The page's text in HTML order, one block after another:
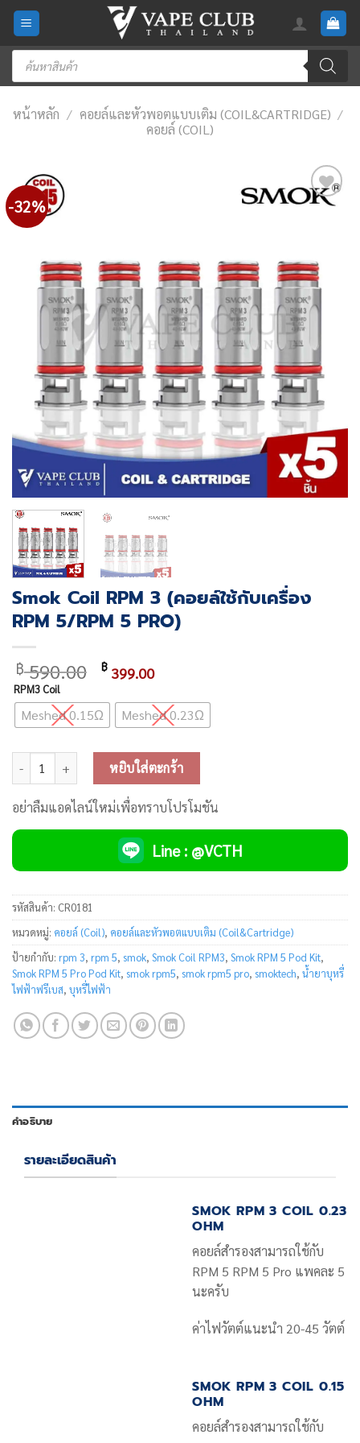
Skip
content
Products
search
หน้าหลัก / คอยล์และหัวพอตแบบเติม (COIL&CARTRIDGE) /
คอยล์ (COIL)
-32%
Smok Coil RPM 3 (คอยล์ใช้กับเครื่อง
RPM 5/RPM 5 PRO)
฿590.00 Original
was:
฿ 590.00.
฿399.00Current
is:
฿ 399.00.
RPM3 Coil
Meshed 0.15Ω Meshed 0.23Ω
จำนวน Smok Coil RPM 3 (คอยล์ใช้กับเครื่อง RPM 5/RPM 5 PRO) ชิ้น
หยิบใส่ตะกร้า
อย่าลืมแอดไลน์ใหม่เพื่อทราบโปรโมชัน
Line : @VCTH
รหัสสินค้า: CR0181
หมวดหมู่: คอยล์ (Coil), คอยล์และหัวพอตแบบเติม (Coil&Cartridge)
ป้ายกำกับ: rpm 3, rpm 5, smok, Smok Coil RPM3, Smok RPM 5 Pod Kit,
Smok RPM 5 Pro Pod Kit, smok rpm5, smok rpm5 pro, smoktech, น้ำยาบุหรี่
ไฟฟ้าฟรีเบส, บุหรี่ไฟฟ้า
คำอธิบาย
รายละเอียดสินค้า
SMOK RPM 3 COIL 0.23
OHM
คอยล์สำรองสามารถใช้กับ
RPM 5 RPM 5 Pro แพคละ 5
นะครับ
ค่าไฟวัตต์แนะนำ 20-45 วัตต์
SMOK RPM 3 COIL 0.15
OHM
คอยล์สำรองสามารถใช้กับ